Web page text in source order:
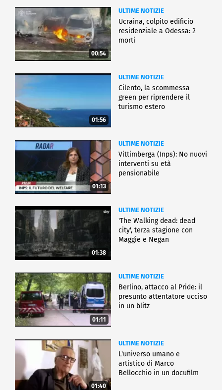
00:54
ULTIME NOTIZIE
Ucraina, colpito edificio
residenziale a Odessa: 2
morti
01:56
ULTIME NOTIZIE
Cilento, la scommessa
green per riprendere il
turismo estero
01:13
ULTIME NOTIZIE
Vittimberga (Inps): No nuovi
interventi su età
pensionabile
01:38
ULTIME NOTIZIE
'The Walking dead: dead
city', terza stagione con
Maggie e Negan
01:11
ULTIME NOTIZIE
Berlino, attacco al Pride: il
presunto attentatore ucciso
in un blitz
01:40
ULTIME NOTIZIE
L'universo umano e
artistico di Marco
Bellocchio in un docufilm